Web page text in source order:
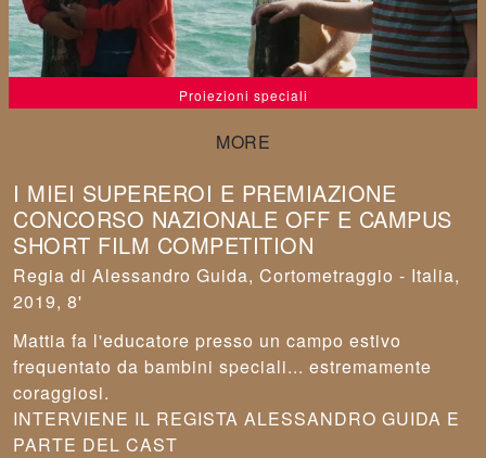
Proiezioni speciali
I MIEI SUPEREROI E PREMIAZIONE
CONCORSO NAZIONALE OFF E CAMPUS
SHORT FILM COMPETITION
Alessandro Guida, Cortometraggio - Italia,
2019, 8'
Mattia fa l'educatore presso un campo estivo
frequentato da bambini speciali... estremamente
coraggiosi.
INTERVIENE IL REGISTA ALESSANDRO GUIDA E
PARTE DEL CAST